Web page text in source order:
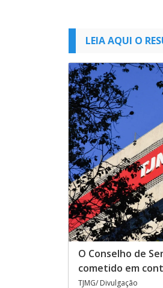
LEIA AQUI O
O Conselho de
cometido em
TJMG/ Divulgação